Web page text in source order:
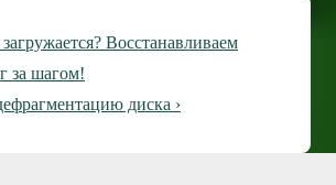
Восстанавливаем
за шагом!
диска ›